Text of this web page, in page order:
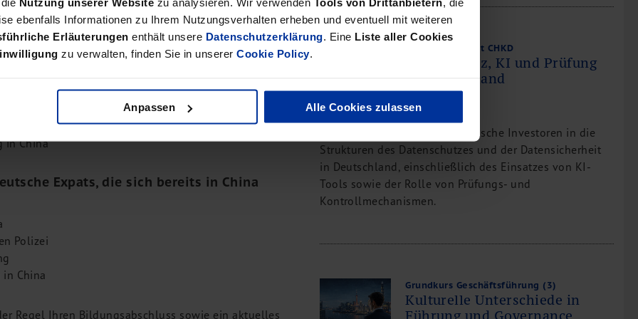
ebenfalls Informationen zu Ihrem Nutzungsverhalten erheben und eventuell mit weiteren
Erläuterungen enthält unsere Datenschutzerklärung. Eine Liste aller Cookies
zu verwalten, finden Sie in unserer Cookie Policy.
Anpassen Alle Cookies zulassen
Aufenthaltsgenehmigung zu beantragen.
für deutsche Expats, die sich in
in China
Expats, die sich bereits in China
Polizei
China
Regel Ihren Bildungsabschluss sowie ein aktuelles
bdp Webinar mit CHKD
Datenschutz, KI und Prüfung
in Deutschland
Praktische Einblicke für chinesische Investoren in die
Strukturen des Datenschutzes und der Datensicherheit
in Deutschland, einschließlich des Einsatzes von KI-
Tools sowie der Rolle von Prüfungs- und
Kontrollmechanismen.
Grundkurs Geschäftsführung (3)
Kulturelle Unterschiede in
Führung und Governance